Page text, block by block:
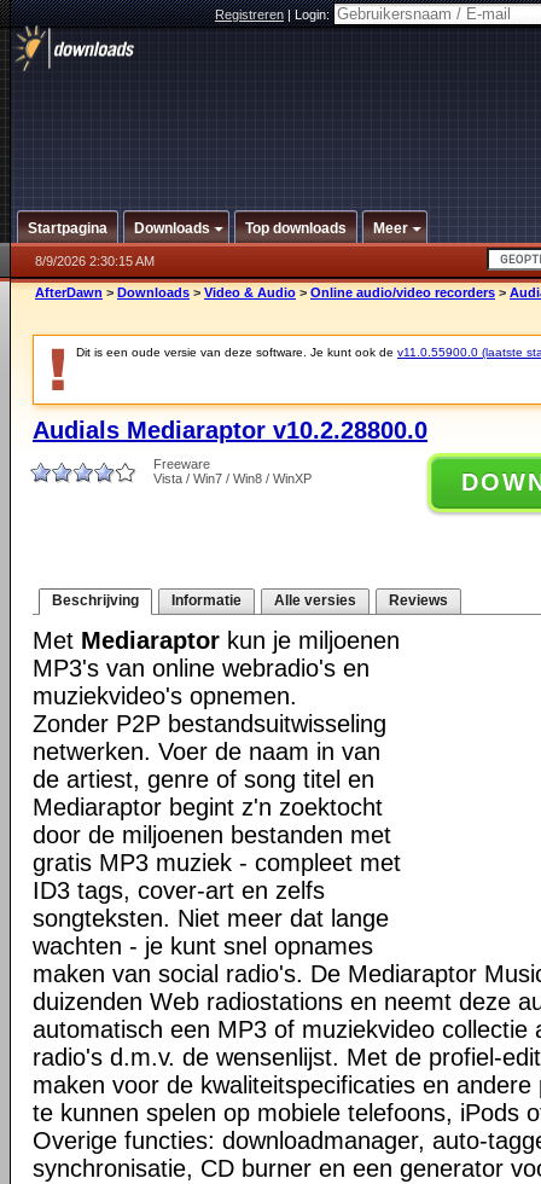
Registreren|Login:
Startpagina Downloads Top downloads Meer
8/9/2026 2:30:15 AM
AfterDawn > Downloads > Video & Audio > Online audio/video recorders >
Dit is een oude versie van deze software. Je kunt ook de v11.0.55900.0 (laatste
Audials Mediaraptor v10.2.28800.0
Freeware
Vista / Win7 / Win8 / WinXP
Beschrijving Informatie Alle versies Reviews
Met Mediaraptor kun je miljoenen
MP3's van online webradio's en
muziekvideo's opnemen.
Zonder P2P bestandsuitwisseling
netwerken. Voer de naam in van
de artiest, genre of song titel en
Mediaraptor begint z'n zoektocht
door de miljoenen bestanden met
gratis MP3 muziek - compleet met
ID3 tags, cover-art en zelfs
songteksten. Niet meer dat lange
wachten - je kunt snel opnames
maken van social radio's. De Mediaraptor
duizenden Web radiostations en neemt deze
automatisch een MP3 of muziekvideo collectie
radio's d.m.v. de wensenlijst. Met de profiel-
maken voor de kwaliteitspecificaties en
te kunnen spelen op mobiele telefoons, iPods
Overige functies: downloadmanager, auto-
synchronisatie, CD burner en een generator